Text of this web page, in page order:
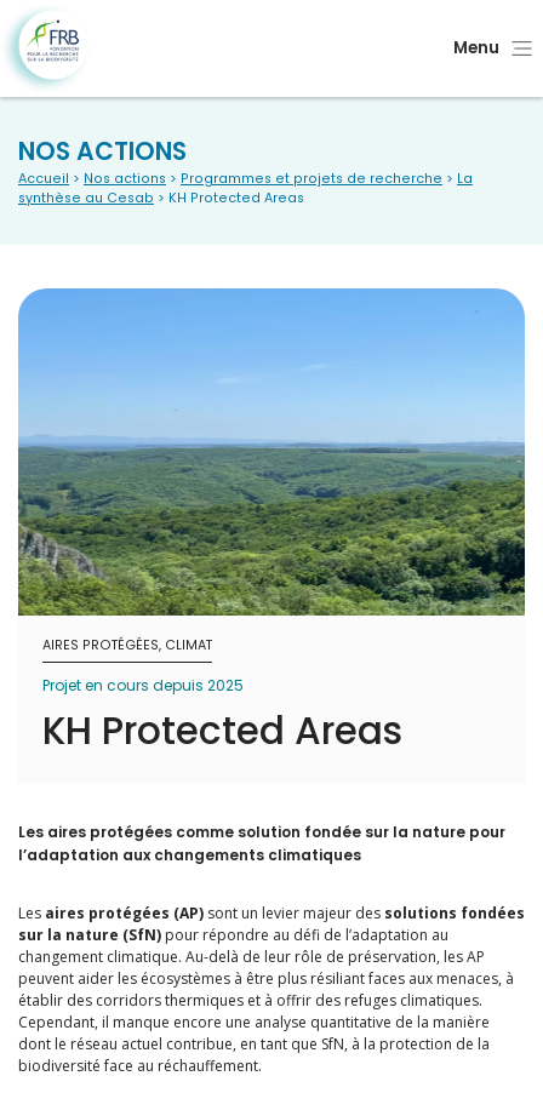
Menu
NOS ACTIONS
Accueil > Nos actions > Programmes et projets de recherche > La
synthèse au Cesab > KH Protected Areas
AIRES PROTÉGÉES, CLIMAT
Projet en cours depuis 2025
KH Protected Areas
Les aires protégées comme solution fondée sur la nature pour
l’adaptation aux changements climatiques
Les aires protégées (AP) sont un levier majeur des solutions fondées
sur la nature (SfN) pour répondre au défi de l’adaptation au
changement climatique. Au-delà de leur rôle de préservation, les AP
peuvent aider les écosystèmes à être plus résiliant faces aux menaces, à
établir des corridors thermiques et à offrir des refuges climatiques.
Cependant, il manque encore une analyse quantitative de la manière
dont le réseau actuel contribue, en tant que SfN, à la protection de la
biodiversité face au réchauffement.